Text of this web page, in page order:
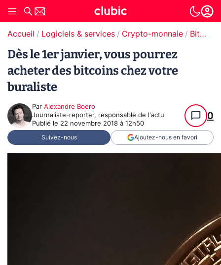
Accueil Logiciels & services Crypto-monnaie Bitcoin
Dès le 1er janvier, vous pourrez
acheter des bitcoins chez votre
buraliste
Par Alexandre Boero
Journaliste-reporter, responsable de l'actu
Publié le 22 novembre 2018 à 12h50
0
Suivez-nous Ajoutez-nous en favori